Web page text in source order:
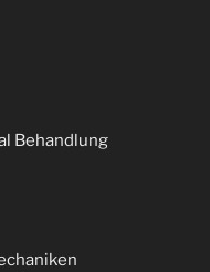
Behandlung